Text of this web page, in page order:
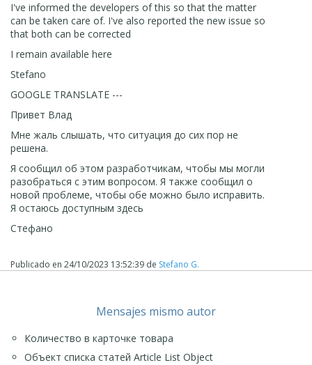
Возможно там есть еще какие то настройки.
I've informed the developers of this so that the matter
can be taken care of. I've also reported the new issue so
that both can be corrected
I remain available here
Stefano
GOOGLE TRANSLATE ---
Привет Влад
Мне жаль слышать, что ситуация до сих пор не
решена.
Я сообщил об этом разработчикам, чтобы мы могли
разобраться с этим вопросом. Я также сообщил о
новой проблеме, чтобы обе можно было исправить.
Я остаюсь доступным здесь
Стефано
Publicado en 24/10/2023 13:52:39 de Stefano G.
Mensajes mismo autor
Количество в карточке товара
Объект списка статей Article List Object